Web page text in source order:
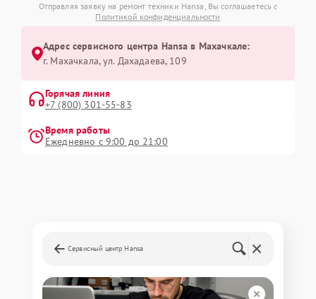
Отправляя заявку на ремонт техники Hansa, Вы соглашаетесь с
Политикой конфиденциальности
Адрес сервисного центра Hansa в Махачкале:
г. Махачкала, ул. Дахадаева, 109
Горячая линия
+7 (800) 301-55-83
Время работы
Ежедневно с 9:00 до 21:00
Сервисный центр Hansa